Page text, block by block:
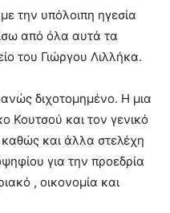
την υπόλοιπη ηγεσία
από όλα αυτά τα
του Γιώργου Λιλλήκα.
διχοτομημένο. Η μια
Κουτσού και τον γενικό
και άλλα στελέχη
για την προεδρία
, οικονομία και